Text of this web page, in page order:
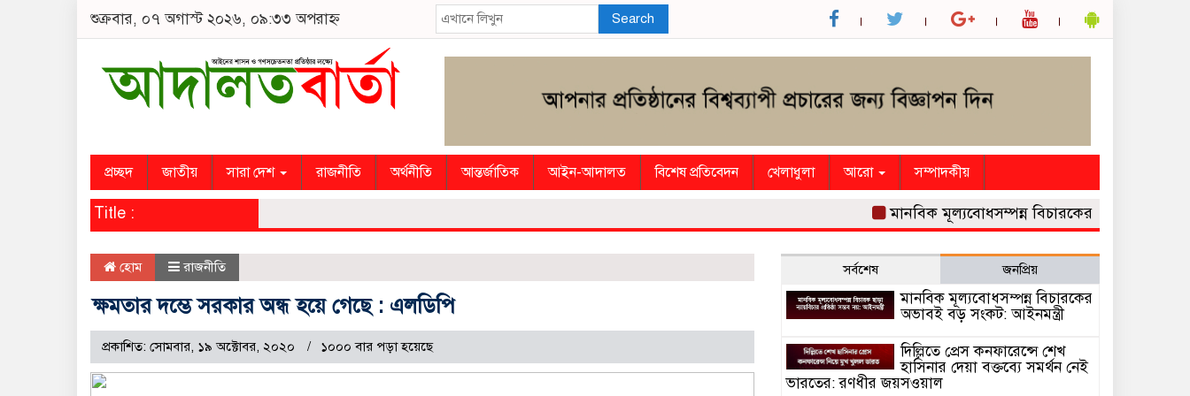
শুক্রবার, ০৭ অগাস্ট ২০২৬, ০৯:৩৩ অপরাহ্ন Search
প্রচ্ছদ জাতীয় সারা দেশ রাজনীতি অর্থনীতি আন্তর্জাতিক আইন-আদালত বিশেষ প্রতিবেদন খেলাধুলা আরো সম্পাদকীয়
Title : মানবিক মূল্যবোধসম্পন্ন বিচারকের অভাবই বড় সংকট:
হোম রাজনীতি
ক্ষমতার দম্ভে সরকার অন্ধ হয়ে গেছে : এলডিপি
প্রকাশিত: সোমবার, ১৯ অক্টোবর, ২০২০ ১০০০ বার পড়া হয়েছে
সর্বশেষ জনপ্রিয়
মানবিক মূল্যবোধসম্পন্ন বিচারকের
অভাবই বড় সংকট: আইনমন্ত্রী
দিল্লিতে প্রেস কনফারেন্সে শেখ
হাসিনার দেয়া বক্তব্যে সমর্থন নেই
ভারতের: রণধীর জয়সওয়াল